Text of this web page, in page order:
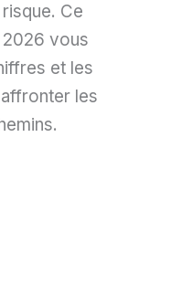
Ce
2026 vous
et les
les